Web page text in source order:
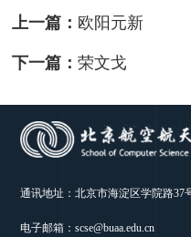
上一篇： 欧阳元新
下一篇：荣文戈
通讯地址：北京市海淀区学院路
电子邮箱：scse@buaa.edu.cn